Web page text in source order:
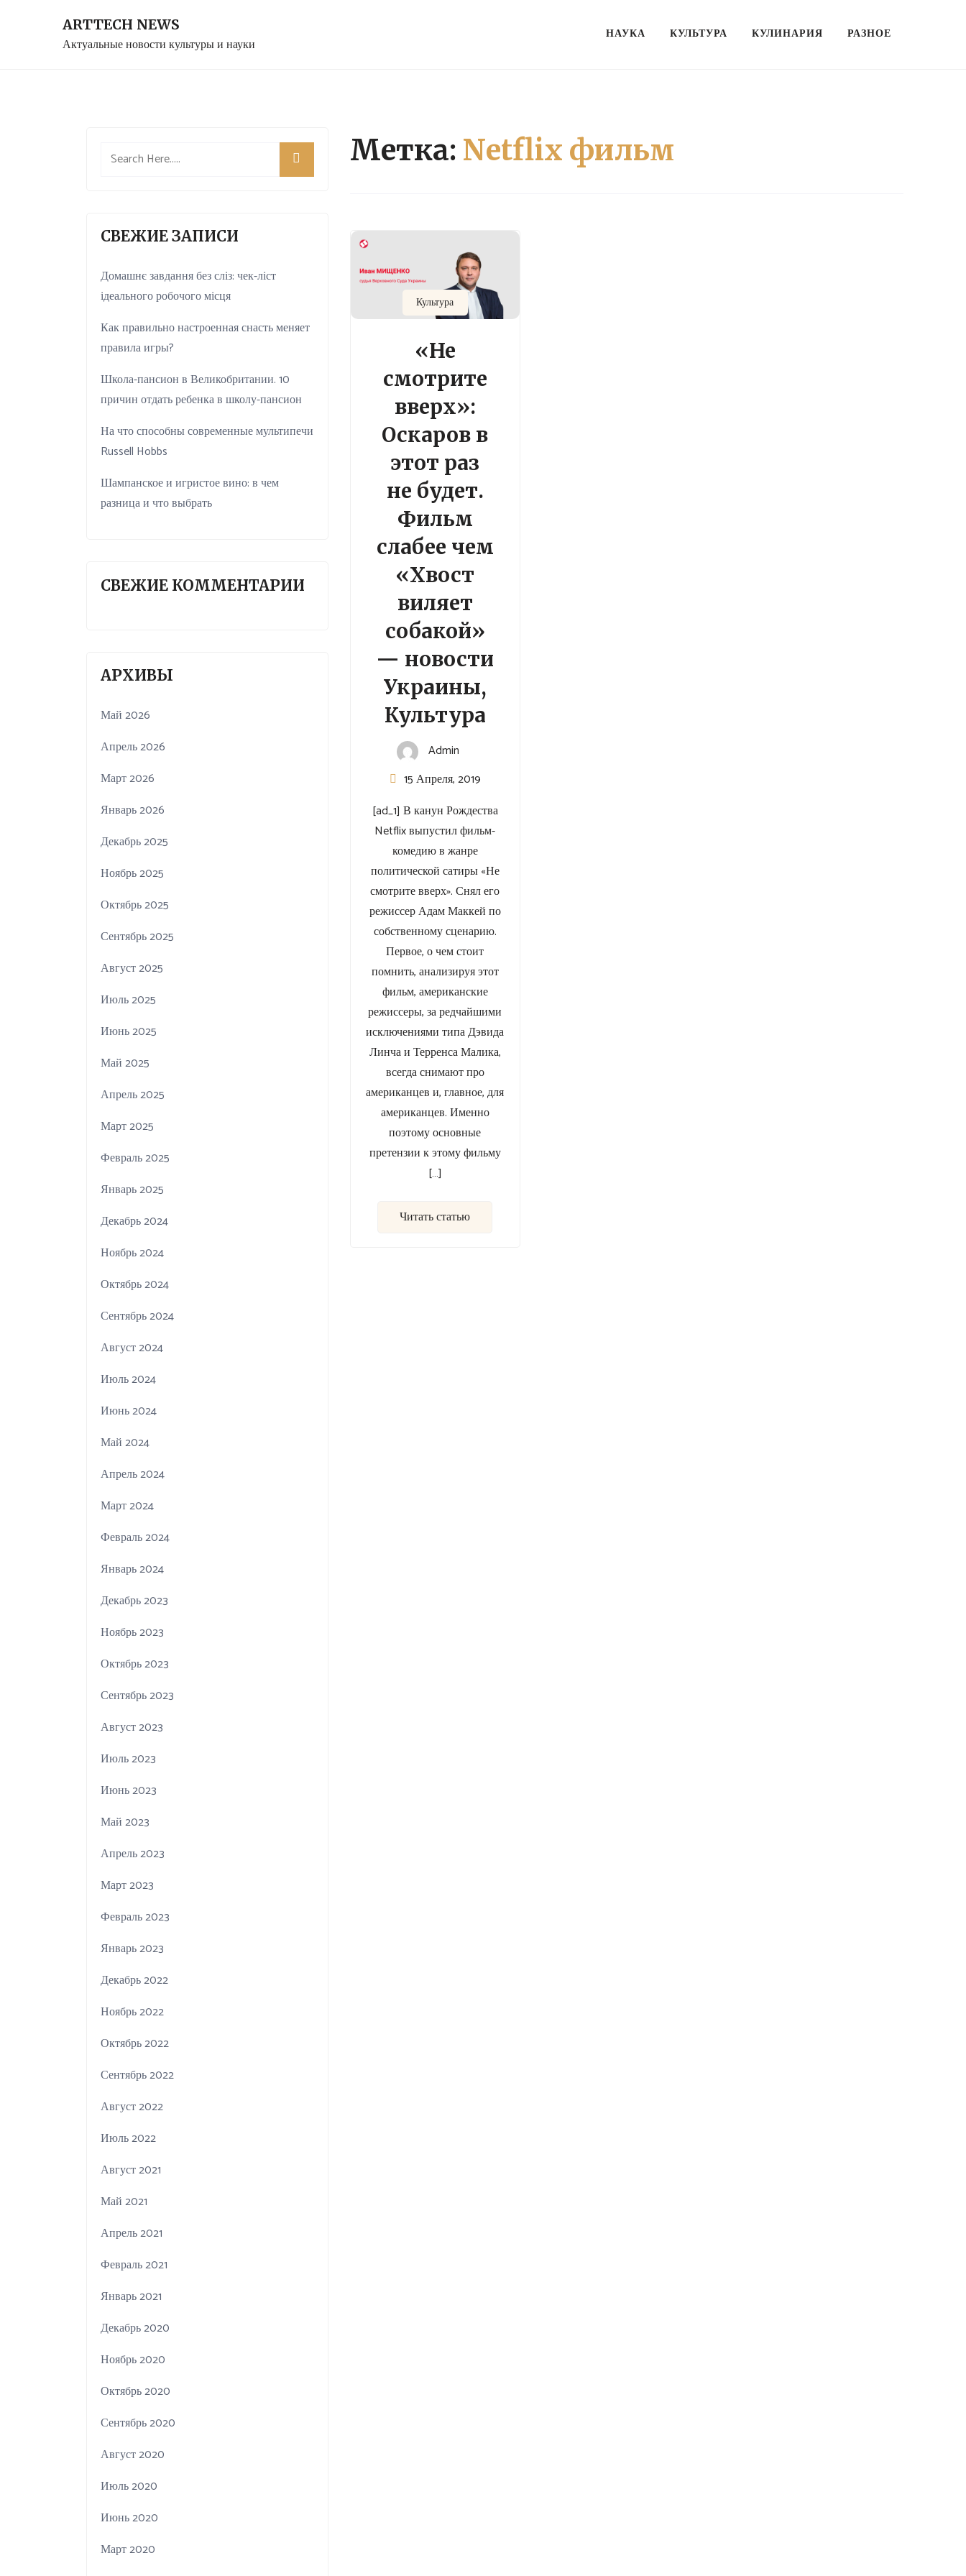
ARTTECH NEWS
Актуальные новости культуры и науки
НАУКА КУЛЬТУРА КУЛИНАРИЯ РАЗНОЕ
Метка: Netflix фильм
Культура
«Не
смотрите
вверх»:
Оскаров в
этот раз
не будет.
Фильм
слабее чем
«Хвост
виляет
собакой»
— новости
Украины,
Культура
Admin
15 Апреля, 2019
[ad_1] В канун Рождества
Netflix выпустил фильм-
комедию в жанре
политической сатиры «Не
смотрите вверх». Снял его
режиссер Адам Маккей по
собственному сценарию.
Первое, о чем стоит
помнить, анализируя этот
фильм, американские
режиссеры, за редчайшими
исключениями типа Дэвида
Линча и Терренса Малика,
всегда снимают про
американцев и, главное, для
американцев. Именно
поэтому основные
претензии к этому фильму
[…]
Читать статью
СВЕЖИЕ ЗАПИСИ
Домашнє завдання без сліз: чек-ліст
ідеального робочого місця
Как правильно настроенная снасть меняет
правила игры?
Школа-пансион в Великобритании. 10
причин отдать ребенка в школу-пансион
На что способны современные мультипечи
Russell Hobbs
Шампанское и игристое вино: в чем
разница и что выбрать
СВЕЖИЕ КОММЕНТАРИИ
АРХИВЫ
Май 2026
Апрель 2026
Март 2026
Январь 2026
Декабрь 2025
Ноябрь 2025
Октябрь 2025
Сентябрь 2025
Август 2025
Июль 2025
Июнь 2025
Май 2025
Апрель 2025
Март 2025
Февраль 2025
Январь 2025
Декабрь 2024
Ноябрь 2024
Октябрь 2024
Сентябрь 2024
Август 2024
Июль 2024
Июнь 2024
Май 2024
Апрель 2024
Март 2024
Февраль 2024
Январь 2024
Декабрь 2023
Ноябрь 2023
Октябрь 2023
Сентябрь 2023
Август 2023
Июль 2023
Июнь 2023
Май 2023
Апрель 2023
Март 2023
Февраль 2023
Январь 2023
Декабрь 2022
Ноябрь 2022
Октябрь 2022
Сентябрь 2022
Август 2022
Июль 2022
Август 2021
Май 2021
Апрель 2021
Февраль 2021
Январь 2021
Декабрь 2020
Ноябрь 2020
Октябрь 2020
Сентябрь 2020
Август 2020
Июль 2020
Июнь 2020
Март 2020